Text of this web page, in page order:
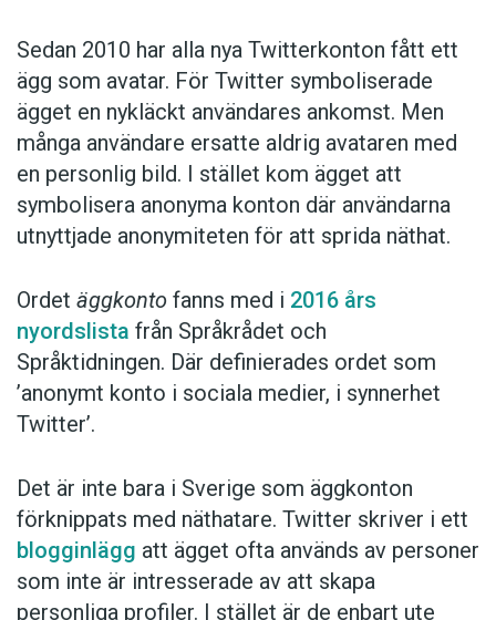
Sedan 2010 har alla nya Twitterkonton fått ett
ägg som avatar. För Twitter symboliserade
ägget en nykläckt användares ankomst. Men
många användare ersatte aldrig avataren med
en personlig bild. I stället kom ägget att
symbolisera anonyma konton där användarna
utnyttjade anonymiteten för att sprida näthat.
Ordet äggkonto fanns med i 2016 års
nyordslista från Språkrådet och
Språktidningen. Där definierades ordet som
’anonymt konto i sociala medier, i synnerhet
Twitter’.
Det är inte bara i Sverige som äggkonton
förknippats med näthatare. Twitter skriver i ett
blogginlägg att ägget ofta används av personer
som inte är intresserade av att skapa
personliga profiler. I stället är de enbart ute